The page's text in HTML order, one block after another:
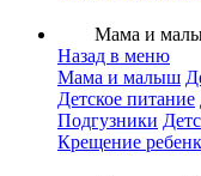
Мама и
Назад в меню
Мама и малыш
Детское питание
Подгузники
Крещение